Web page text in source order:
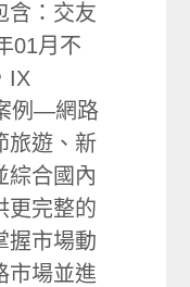
含：交友
01月不
IX
例—網路
旅遊、新
綜合國內
更完整的
握市場動
市場並進